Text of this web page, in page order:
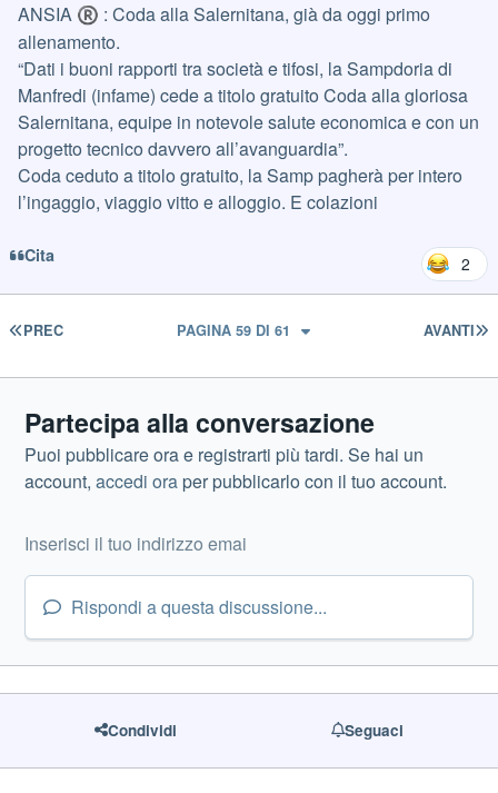
ANSIA ® : Coda alla Salernitana, già da oggi primo
allenamento.
“Dati i buoni rapporti tra società e tifosi, la Sampdoria di
Manfredi (infame) cede a titolo gratuito Coda alla gloriosa
Salernitana, equipe in notevole salute economica e con un
progetto tecnico davvero all’avanguardia”.
Coda ceduto a titolo gratuito, la Samp pagherà per intero
l’ingaggio, viaggio vitto e alloggio. E colazioni
Cita 2
PRIMA PAGINA
PREC AVANTI
PAGINA 59 DI 61
Partecipa alla conversazione
Puoi pubblicare ora e registrarti più tardi. Se hai un
account,accedi oraper pubblicarlo con il tuo account.
Rispondi a questa discussione...
Condividi Seguaci